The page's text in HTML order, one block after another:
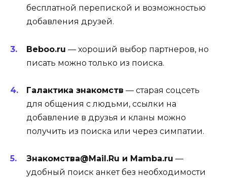
бесплатной перепиской и возможностью
добавления друзей.
Beboo.ru — хороший выбор партнеров, но
писать можно только из поиска.
Галактика знакомств — старая соцсеть
для общения с людьми, ссылки на
добавление в друзья и кланы можно
получить из поиска или через симпатии.
Знакомства@Mail.Ru и Mamba.ru —
удобный поиск анкет без необходимости